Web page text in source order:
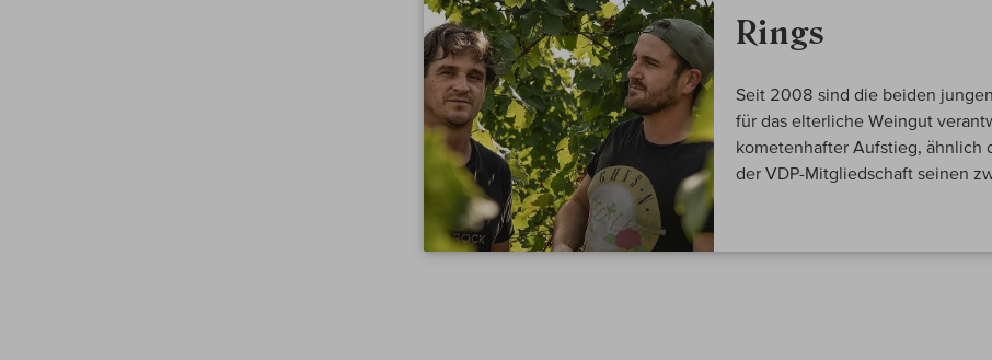
Rings
Seit 2008 sind die beiden
für das elterliche Weingut
kometenhafter Aufstieg, ähnlich
der VDP-Mitgliedschaft seinen